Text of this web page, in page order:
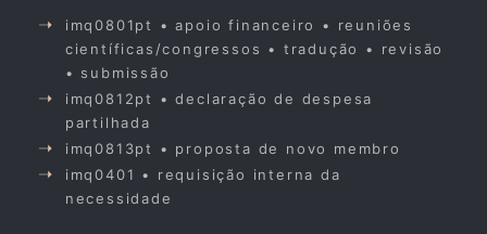
imq0801pt • apoio financeiro • reuniões
científicas/congressos • tradução • revisão
• submissão
imq0812pt • declaração de despesa
partilhada
imq0813pt • proposta de novo membro
imq0401 • requisição interna da
necessidade